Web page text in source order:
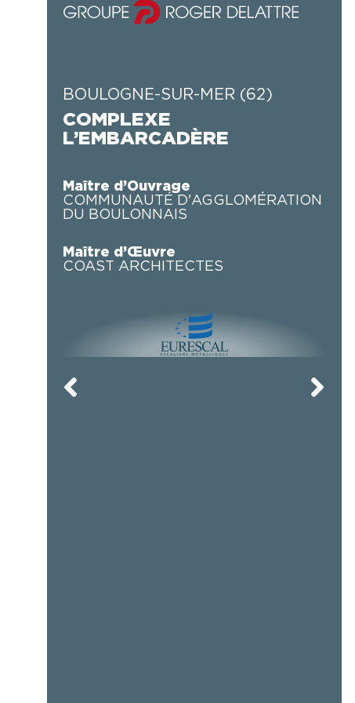
BOULOGNE-SUR-MER (62)
COMPLEXE
L’EMBARCADÈRE
Maître d’Ouvrage
COMMUNAUTÉ D'AGGLOMÉRATION
DU BOULONNAIS
Maître d’Œuvre
COAST ARCHITECTES